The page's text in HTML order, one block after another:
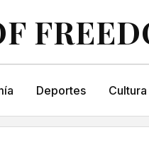
Deportes Cultura